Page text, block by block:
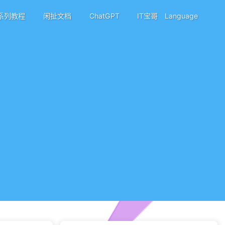
列教程 闲扯文档 ChatGPT IT宝哥 Language